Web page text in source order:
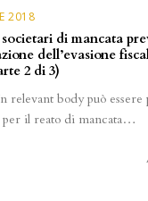
2018
di mancata
dell’evasione
2 di 3)
relevant body può essere
il reato di mancata…